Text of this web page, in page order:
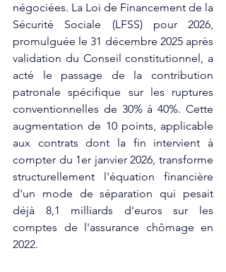
négociées. La Loi de Financement de la
Sécurité Sociale (LFSS) pour 2026,
promulguée le 31 décembre 2025 après
validation du Conseil constitutionnel, a
acté le passage de la contribution
patronale spécifique sur les ruptures
conventionnelles de 30% à 40%. Cette
augmentation de 10 points, applicable
aux contrats dont la fin intervient à
compter du 1er janvier 2026, transforme
structurellement l'équation financière
d'un mode de séparation qui pesait
déjà 8,1 milliards d'euros sur les
comptes de l'assurance chômage en
2022.​